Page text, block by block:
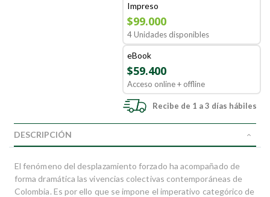
Impreso
$99.000
4 Unidades disponibles
eBook
$59.400
Acceso online + offline
Recibe de 1 a 3 días hábiles
DESCRIPCIÓN
El fenómeno del desplazamiento forzado ha acompañado de
forma dramática las vivencias colectivas contemporáneas de
Colombia. Es por ello que se impone el imperativo categórico de